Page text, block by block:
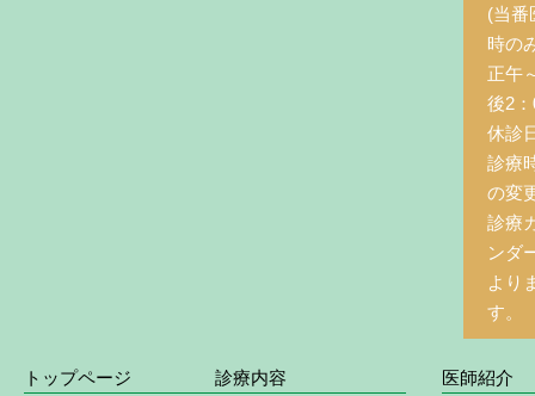
(当番
時の
正午
後2
休診
診療
の変
診療
ンダ
より
す。
トップページ
診療内容
医師紹介